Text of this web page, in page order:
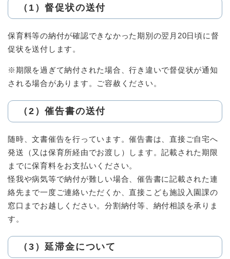
（1）督促状の送付
保育料等の納付が確認できなかった期別の翌月20日頃に督
促状を送付します。
※期限を過ぎて納付された場合、行き違いで督促状が通知
される場合があります。ご容赦ください。
（2）催告書の送付
随時、文書催告を行っています。催告書は、直接ご自宅へ
発送（又は保育所経由でお渡し）します。記載された期限
までに保育料をお支払いください。
怪我や病気等で納付が難しい場合、催告書に記載された連
絡先まで一度ご連絡いただくか、直接こども施設入園課の
窓口までお越しください。分割納付等、納付相談を承りま
す。
（3）延滞金について